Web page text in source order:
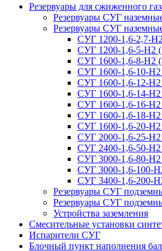
Резервуары для сжиженного
Резервуары СУГ
Резервуары СУГ
СУГ 1200-1,6-2,7-
СУГ 1200-1,6-5-Н2
СУГ 1600-1,6-8-Н2
СУГ 1600-1,6-10-
СУГ 1600-1,6-12-
СУГ 1600-1,6-14-
СУГ 1600-1,6-16-
СУГ 1600-1,6-18-
СУГ 1600-1,6-20-
СУГ 2000-1,6-25-
СУГ 2400-1,6-50-
СУГ 3000-1,6-80-
СУГ 3000-1,6-100-
СУГ 3400-1,6-200-
Резервуары СУГ
Резервуары СУГ
Устройства заземления
Смесительные установки
Испарители СУГ
Блочный пункт наполнения